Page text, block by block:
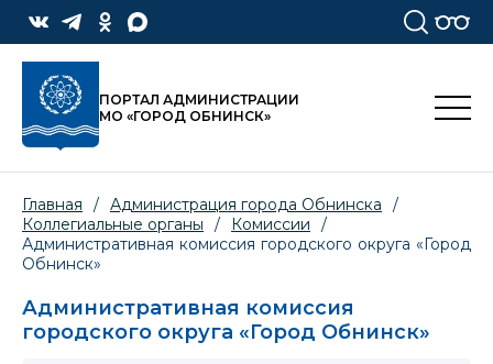
ПОРТАЛ АДМИНИСТРАЦИИ
МО «ГОРОД ОБНИНСК»
Главная / Администрация города Обнинска
/
Коллегиальные органы
/ Комиссии
/
Административная комиссия городского округа «Город
Обнинск»
Административная комиссия
городского округа «Город Обнинск»